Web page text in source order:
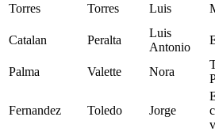
Torres Torres Luis
Catalan Peralta
Luis
Antonio
Palma Valette Nora
Fernandez Toledo Jorge